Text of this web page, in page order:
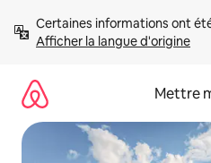
directement
Afficher la langue d'origine
Mettre